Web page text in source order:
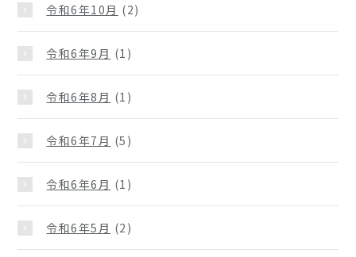
令和6年10月 (2)
令和6年9月 (1)
令和6年8月 (1)
令和6年7月 (5)
令和6年6月 (1)
令和6年5月 (2)